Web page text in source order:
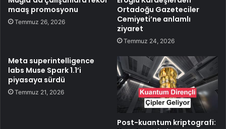
maaş promosyonu
Temmuz 26, 2026
Ortadoğu Gazeteciler
Cemiyeti’ne anlamlı
ziyaret
Temmuz 24, 2026
Meta superintelligence
labs Muse Spark 1.1’i
piyasaya sürdü
Temmuz 21, 2026
Post-kuantum kriptografi: